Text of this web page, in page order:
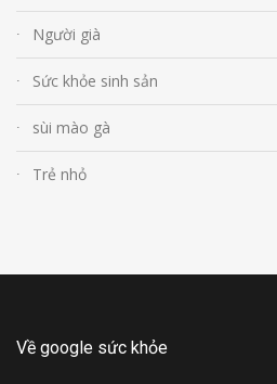
Người già
Sức khỏe sinh sản
sùi mào gà
Trẻ nhỏ
Về google sức khỏe